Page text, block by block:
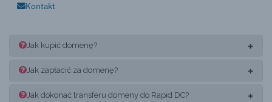
Kontakt
Jak kupić domenę?
Jak zapłacić za domenę?
Jak dokonać transferu domeny do Rapid DC?